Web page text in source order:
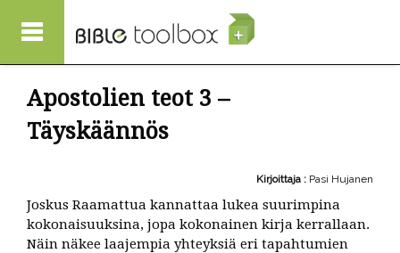
Apostolien teot 3 –
Täyskäännös
Kirjoittaja : Pasi Hujanen
Joskus Raamattua kannattaa lukea suurimpina
kokonaisuuksina, jopa kokonainen kirja kerrallaan.
Näin näkee laajempia yhteyksiä eri tapahtumien